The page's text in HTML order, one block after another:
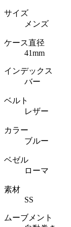
サイズ
メンズ
ケース直径
41mm
インデックス
バー
ベルト
レザー
カラー
ブルー
ベゼル
ローマ
素材
SS
ムーブメント